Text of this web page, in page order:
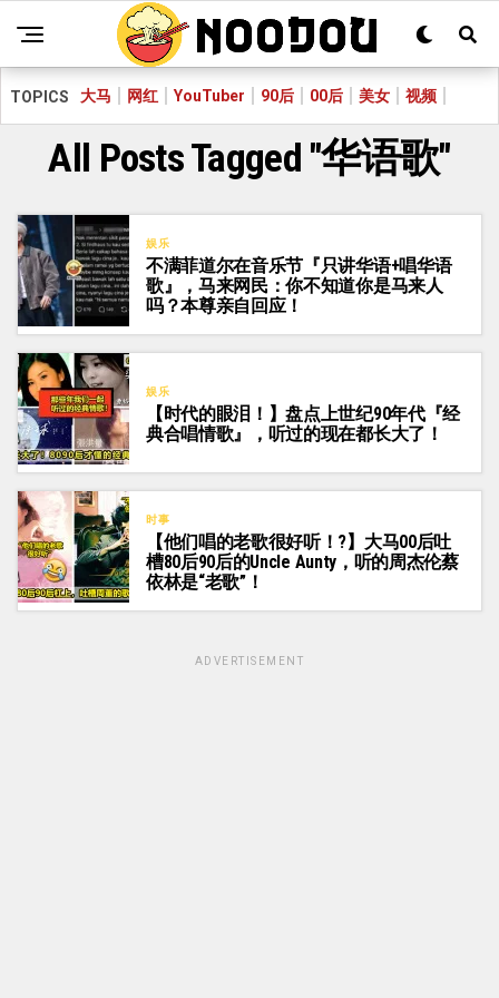
TOPICS 大马 网红 YouTuber 90后 00后 美女 视频
All Posts Tagged "华语歌"
娱乐
不满菲道尔在音乐节『只讲华语+唱华语
歌』，马来网民：你不知道你是马来人
吗？本尊亲自回应！
娱乐
【时代的眼泪！】盘点上世纪90年代『经
典合唱情歌』，听过的现在都长大了！
时事
【他们唱的老歌很好听！?】大马00后吐
槽80后90后的Uncle Aunty，听的周杰伦蔡
依林是“老歌”！
ADVERTISEMENT